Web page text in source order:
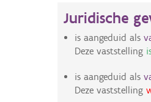
Juridische
is aangeduid als
Deze vaststelling
is aangeduid als
Deze vaststelling